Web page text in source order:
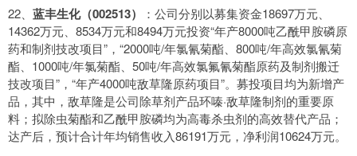
22、 蓝丰生化（002513）
：公司分别以募集资金18697万元、
14362万元、8534万元和8494万元投资“年产8000吨乙酰甲胺磷原
药和制剂技改项目”，“2000吨/年氯氰菊酯、800吨/年高效氯氰菊
酯、1000吨/年氯菊酯、50吨/年高效氯氟氰菊酯原药及制剂搬迁
技改项目”，“年产4000吨敌草隆原药项目”。募投项目均为新增产
品，其中，敌草隆是公司除草剂产品环嗪·敌草隆制剂的重要原
料；拟除虫菊酯和乙酰甲胺磷均为高毒杀虫剂的高效替代产品；
达产后，预计合计年均销售收入86191万元，净利润10624万元。